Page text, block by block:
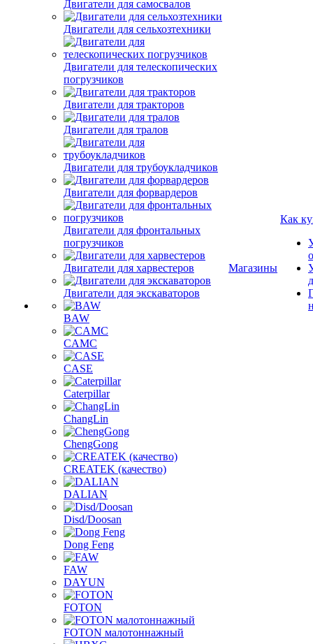
Двигатели для самосвалов
Двигатели для сельхозтехники
Двигатели для телескопических
погрузчиков
Двигатели для тракторов
Двигатели для тралов
Двигатели для трубоукладчиков
Двигатели для форвардеров
Двигатели для фронтальных
погрузчиков
Двигатели для харвестеров
Двигатели для экскаваторов
BAW
CAMC
CASE
Caterpillar
ChangLin
ChengGong
CREATEK (качество)
DALIAN
Disd/Doosan
Dong Feng
FAW
DAYUN
FOTON
FOTON малотоннажный
Магазины
Как